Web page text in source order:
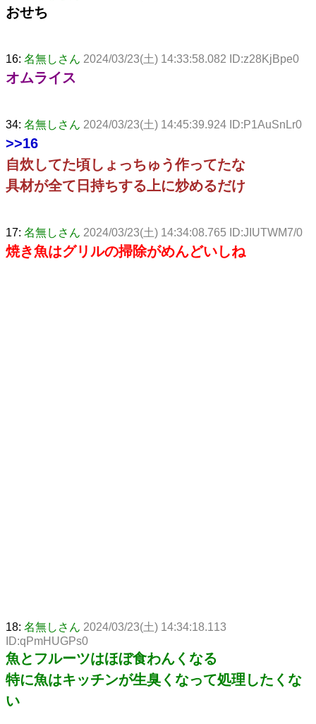
おせち
16: 名無しさん 2024/03/23(土) 14:33:58.082 ID:z28KjBpe0
オムライス
34: 名無しさん 2024/03/23(土) 14:45:39.924 ID:P1AuSnLr0
>>16
自炊してた頃しょっちゅう作ってたな
具材が全て日持ちする上に炒めるだけ
17: 名無しさん 2024/03/23(土) 14:34:08.765 ID:JIUTWM7/0
焼き魚はグリルの掃除がめんどいしね
18: 名無しさん 2024/03/23(土) 14:34:18.113
ID:qPmHUGPs0
魚とフルーツはほぼ食わんくなる
特に魚はキッチンが生臭くなって処理したくな
い